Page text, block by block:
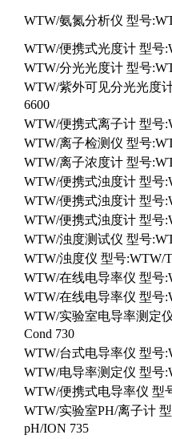
WTW/氨氮分析仪 型号
WTW/便携式光度计 型号
WTW/分光光度计 型号
WTW/紫外可见分光光度
6600
WTW/便携式离子计 型号
WTW/离子检测仪 型号
WTW/离子浓度计 型号
WTW/便携式浊度计 型号
WTW/便携式浊度计 型号
WTW/便携式浊度计 型号
WTW/浊度测试仪 型号
WTW/浊度仪 型号:WTW/
WTW/在线电导率仪 型号
WTW/在线电导率仪 型号
WTW/实验室电导率测定
Cond 730
WTW/台式电导率仪 型号
WTW/电导率测定仪 型号
WTW/便携式电导率仪 型
WTW/实验室PH/离子计
pH/ION 735